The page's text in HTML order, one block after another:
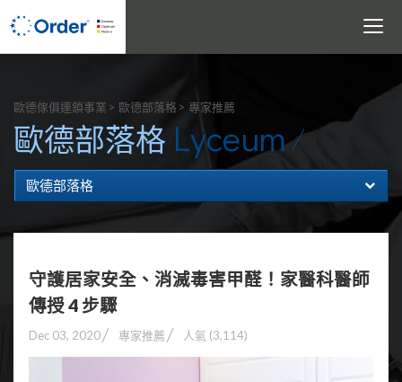
Toggle
歐德傢俱連鎖事業 歐德部落格 專家推薦
歐德部落格 Lyceum
歐德部落格
守護居家安全、消滅毒害甲醛！家醫科醫師
傳授 4 步驟
Dec 03, 2020 專家推薦 人氣 (3,114)